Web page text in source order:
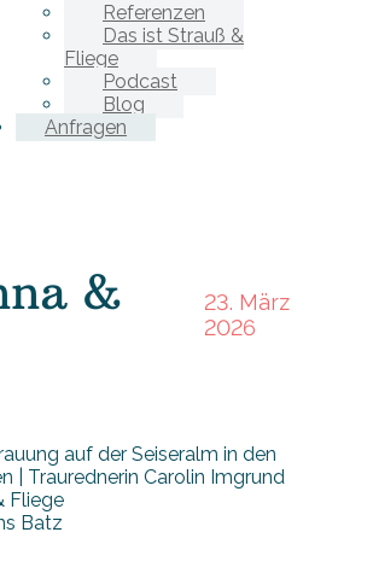
Referenzen
Das ist Strauß &
Fliege
Podcast
Blog
Anfragen
&
23. März
2026
Batz